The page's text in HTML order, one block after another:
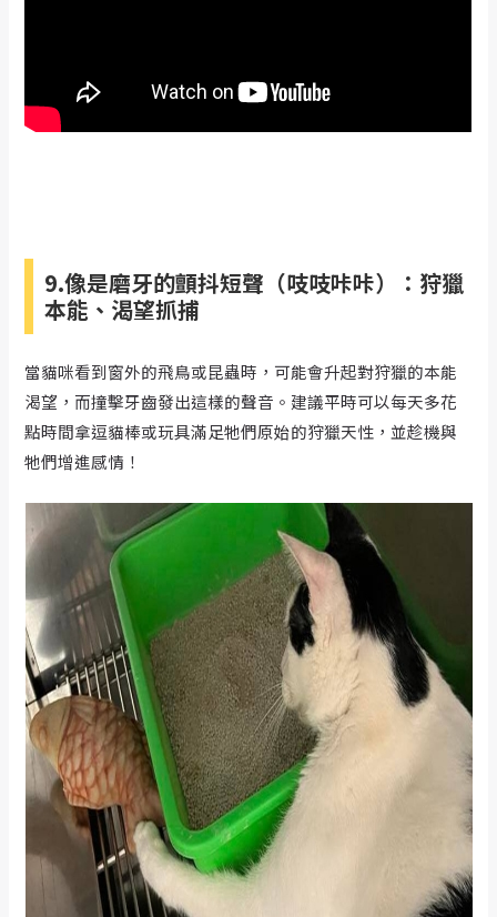
9.像是磨牙的顫抖短聲（吱吱咔咔）：狩獵
本能、渴望抓捕
當貓咪看到窗外的飛鳥或昆蟲時，可能會升起對狩獵的本能
渴望，而撞擊牙齒發出這樣的聲音。建議平時可以每天多花
點時間拿逗貓棒或玩具滿足牠們原始的狩獵天性，並趁機與
牠們增進感情！